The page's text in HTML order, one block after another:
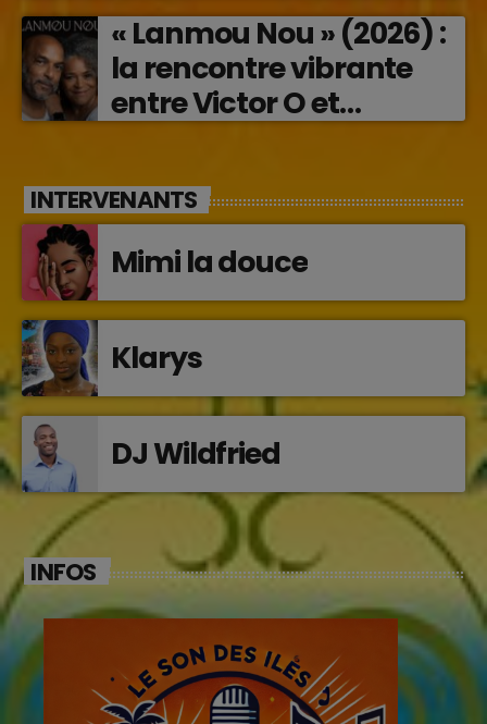
« Lanmou Nou » (2026) :
la rencontre vibrante
entre Victor O et
INTERVENANTS
Mimi la douce
Klarys
DJ Wildfried
INFOS